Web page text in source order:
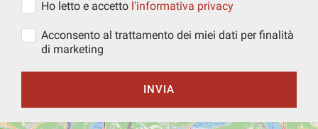
Ho letto e accetto l'informativa privacy
Acconsento al trattamento dei miei dati per finalità
di marketing
INVIA